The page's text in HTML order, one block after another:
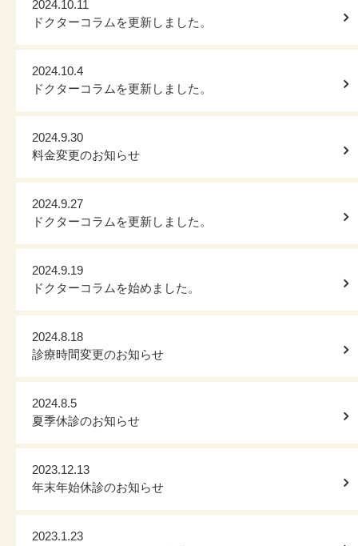
2024.10.11
ドクターコラムを更新しました。
2024.10.4
ドクターコラムを更新しました。
2024.9.30
料金変更のお知らせ
2024.9.27
ドクターコラムを更新しました。
2024.9.19
ドクターコラムを始めました。
2024.8.18
診療時間変更のお知らせ
2024.8.5
夏季休診のお知らせ
2023.12.13
年末年始休診のお知らせ
2023.1.23